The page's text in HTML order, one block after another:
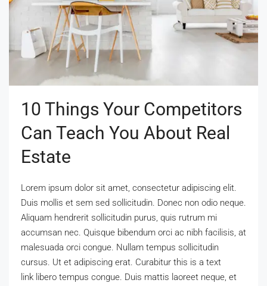
10 Things Your Competitors
Can Teach You About Real
Estate
Lorem ipsum dolor sit amet, consectetur adipiscing elit.
Duis mollis et sem sed sollicitudin. Donec non odio neque.
Aliquam hendrerit sollicitudin purus, quis rutrum mi
accumsan nec. Quisque bibendum orci ac nibh facilisis, at
malesuada orci congue. Nullam tempus sollicitudin
cursus. Ut et adipiscing erat. Curabitur this is a text
link libero tempus congue. Duis mattis laoreet neque, et